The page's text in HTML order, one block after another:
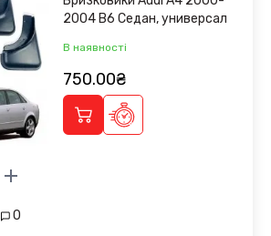
0
2004 B6 Седан, универсал
В наявності
750.00₴